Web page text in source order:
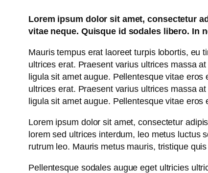
Lorem ipsum dolor sit amet, consectetur
vitae neque. Quisque id sodales libero. In
Mauris tempus erat laoreet turpis lobortis, eu
ultrices erat. Praesent varius ultrices massa
ligula sit amet augue. Pellentesque vitae
ultrices erat. Praesent varius ultrices massa
ligula sit amet augue. Pellentesque vitae eros
Lorem ipsum dolor sit amet, consectetur
lorem sed ultrices interdum, leo metus luctus
rutrum leo. Mauris metus mauris, tristique
Pellentesque sodales augue eget ultricies